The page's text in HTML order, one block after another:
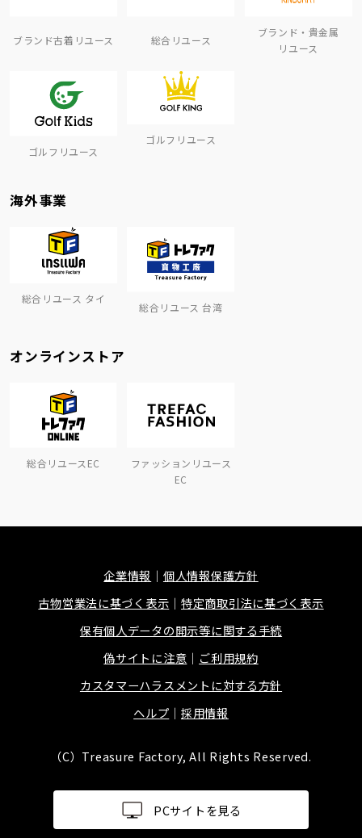
ブランド古着リユース 総合リユース
ブランド・貴金属
リユース
ゴルフリユース
ゴルフリユース
海外事業
総合リユース タイ
総合リユース 台湾
オンラインストア
総合リユースEC
ファッションリユース
EC
企業情報
個人情報保護方針
古物営業法に基づく表示
特定商取引法に基づく表示
保有個人データの開示等に関する手続
偽サイトに注意
ご利用規約
カスタマーハラスメントに対する方針
ヘルプ
採用情報
（C）Treasure Factory, All Rights Reserved.
PCサイトを見る